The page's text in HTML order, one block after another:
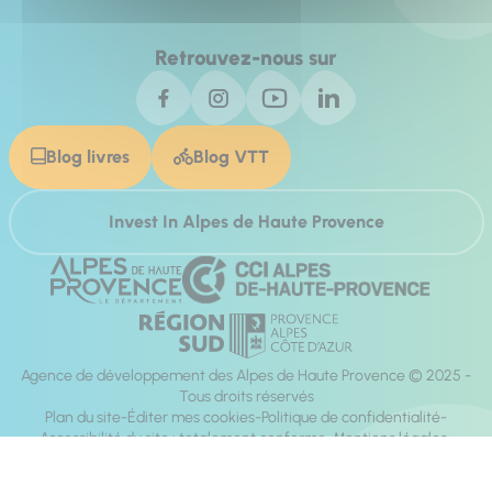
Retrouvez-nous sur
Blog livres Blog VTT
Invest In Alpes de Haute Provence
Agence de développement des Alpes de Haute Provence © 2025 -
Tous droits réservés
Plan du site Éditer mes cookies Politique de confidentialité
Accessibilité du site : totalement conforme Mentions légales